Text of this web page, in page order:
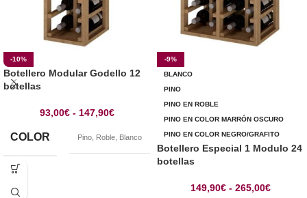
-10%
Botellero Modular Godello 12
botellas
93,00€ - 147,90€
COLOR Pino Roble Blanco
-9%
BLANCO
PINO
PINO EN ROBLE
PINO EN COLOR MARRÓN OSCURO
PINO EN COLOR NEGRO/GRAFITO
Botellero Especial 1 Modulo 24
botellas
149,90€ - 265,00€